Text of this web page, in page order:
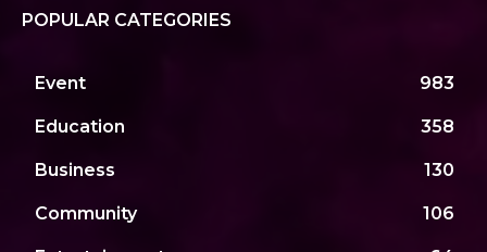
POPULAR CATEGORIES
Event 983
Education 358
Business 130
Community 106